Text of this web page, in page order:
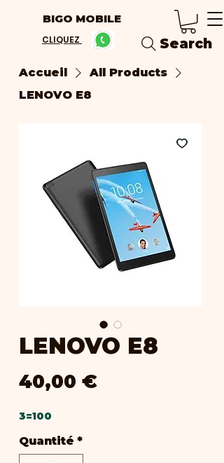
BIGO MOBILE
CLIQUEZ Search
Accueil
All Products
LENOVO E8
LENOVO E8
40,00 €Prix
3=100
Quantité *